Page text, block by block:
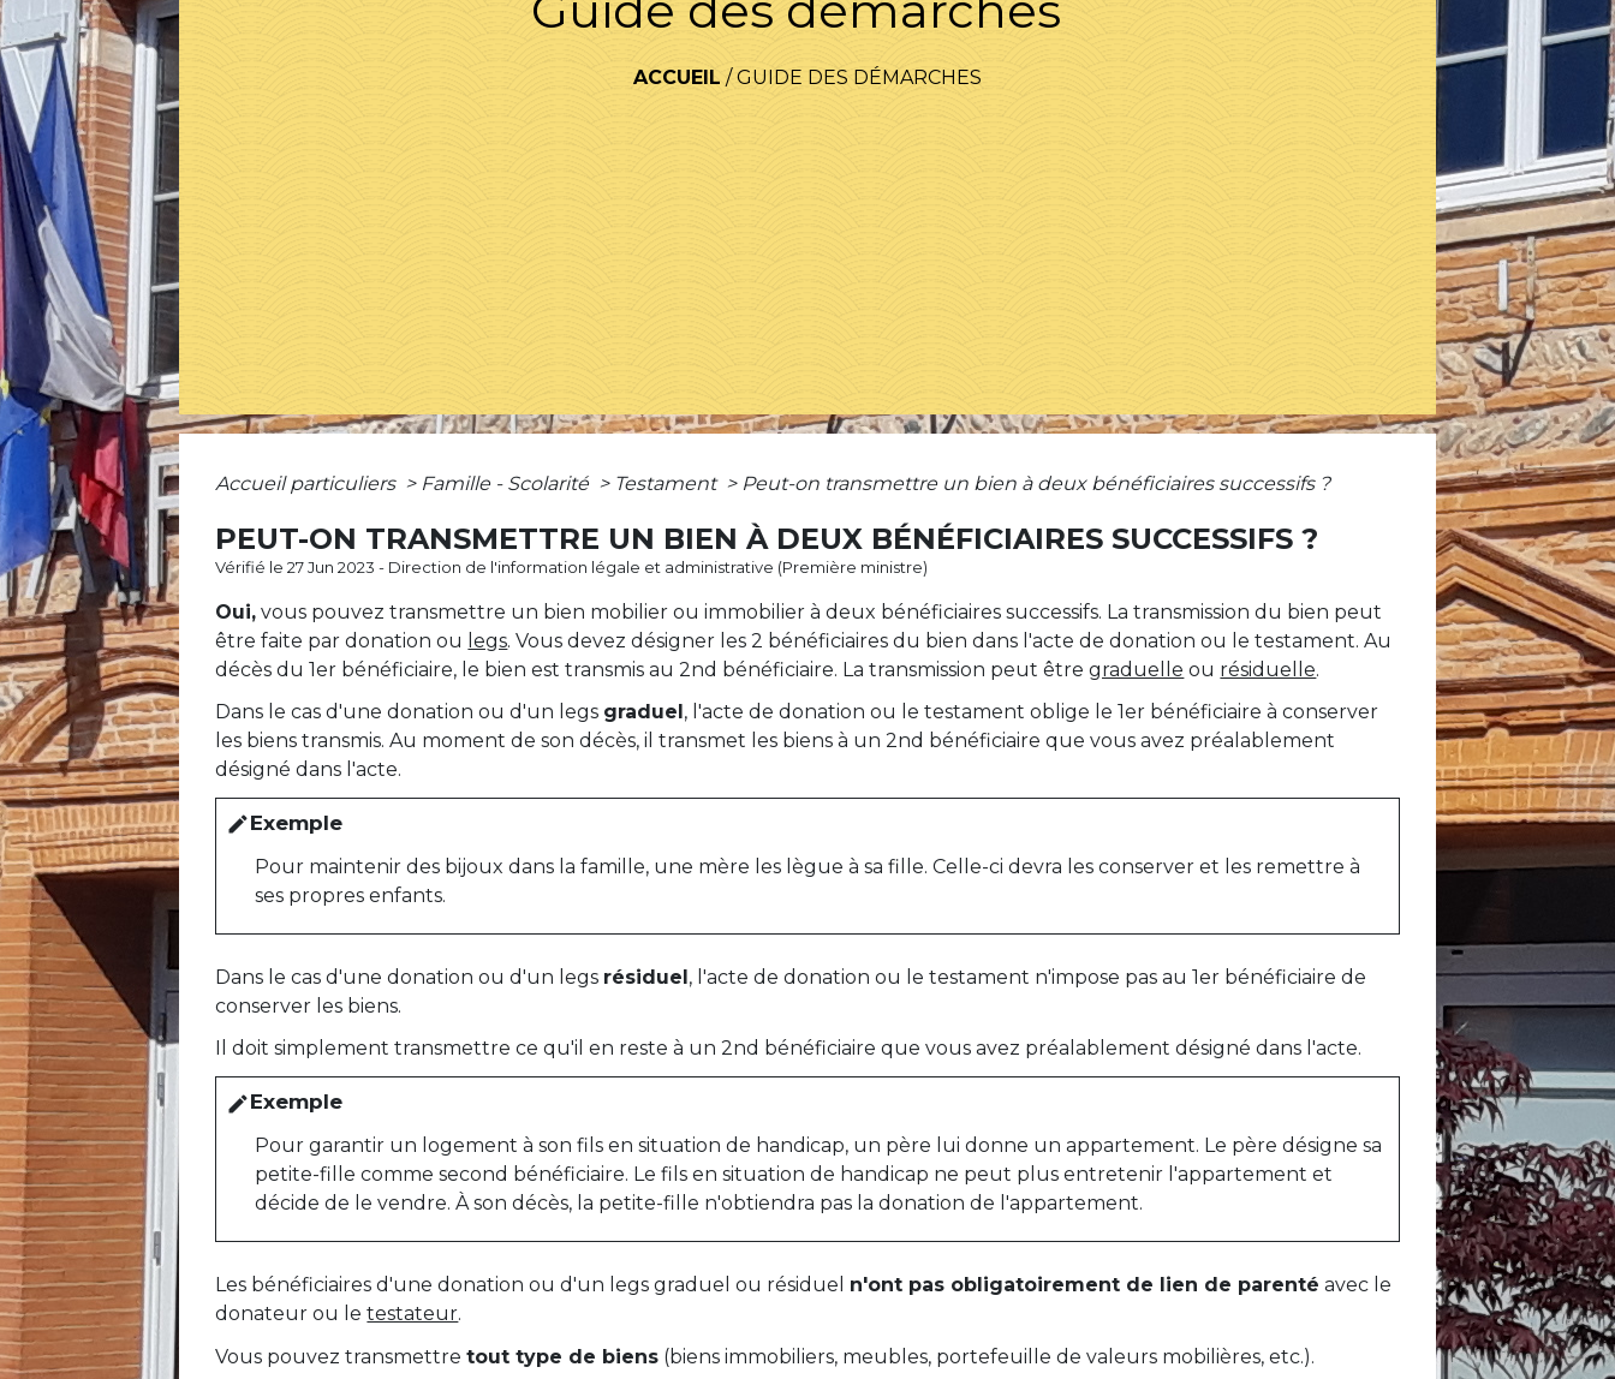
ACCUEIL /GUIDE DES DÉMARCHES
Accueil particuliers > Famille - Scolarité > Testament > Peut-on transmettre un bien à deux bénéficiaires successifs ?
PEUT-ON TRANSMETTRE UN BIEN À DEUX BÉNÉFICIAIRES SUCCESSIFS ?
Vérifié le 27 Jun 2023 - Direction de l'information légale et administrative (Première ministre)
Oui, vous pouvez transmettre un bien mobilier ou immobilier à deux bénéficiaires successifs. La transmission du bien peut
être faite par donation ou legs. Vous devez désigner les 2 bénéficiaires du bien dans l'acte de donation ou le testament. Au
décès du 1er bénéficiaire, le bien est transmis au 2nd bénéficiaire. La transmission peut êtregraduelle ou résiduelle.
Dans le cas d'une donation ou d'un legs graduel, l'acte de donation ou le testament oblige le 1er bénéficiaire à conserver
les biens transmis. Au moment de son décès, il transmet les biens à un 2nd bénéficiaire que vous avez préalablement
désigné dans l'acte.
editExemple
Pour maintenir des bijoux dans la famille, une mère les lègue à sa fille. Celle-ci devra les conserver et les remettre à
ses propres enfants.
Dans le cas d'une donation ou d'un legs résiduel, l'acte de donation ou le testament n'impose pas au 1er bénéficiaire de
conserver les biens.
Il doit simplement transmettre ce qu'il en reste à un 2nd bénéficiaire que vous avez préalablement désigné dans l'acte.
editExemple
Pour garantir un logement à son fils en situation de handicap, un père lui donne un appartement. Le père désigne sa
petite-fille comme second bénéficiaire. Le fils en situation de handicap ne peut plus entretenir l'appartement et
décide de le vendre. À son décès, la petite-fille n'obtiendra pas la donation de l'appartement.
Les bénéficiaires d'une donation ou d'un legs graduel ou résiduel n'ont pas obligatoirement de lien de parenté avec le
donateur ou letestateur.
Vous pouvez transmettretout type de biens (biens immobiliers, meubles, portefeuille de valeurs mobilières, etc.).